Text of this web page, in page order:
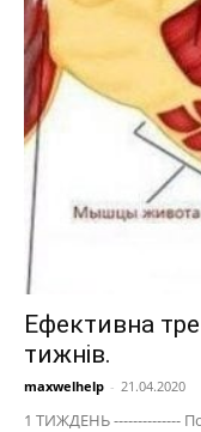
Ефективна
тижнів.
maxwelhelp - 21.04.2020
1 ТИЖДЕНЬ --------------